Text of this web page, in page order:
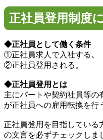
正社員登用制度
◆正社員として働く条件
①正社員求人で入社する。
②正社員登用される。
◆正社員登用とは
主にパートや契約社員等の
が正社員への雇用転換を行
正社員登用を目指している
の文言を必ずチェックし